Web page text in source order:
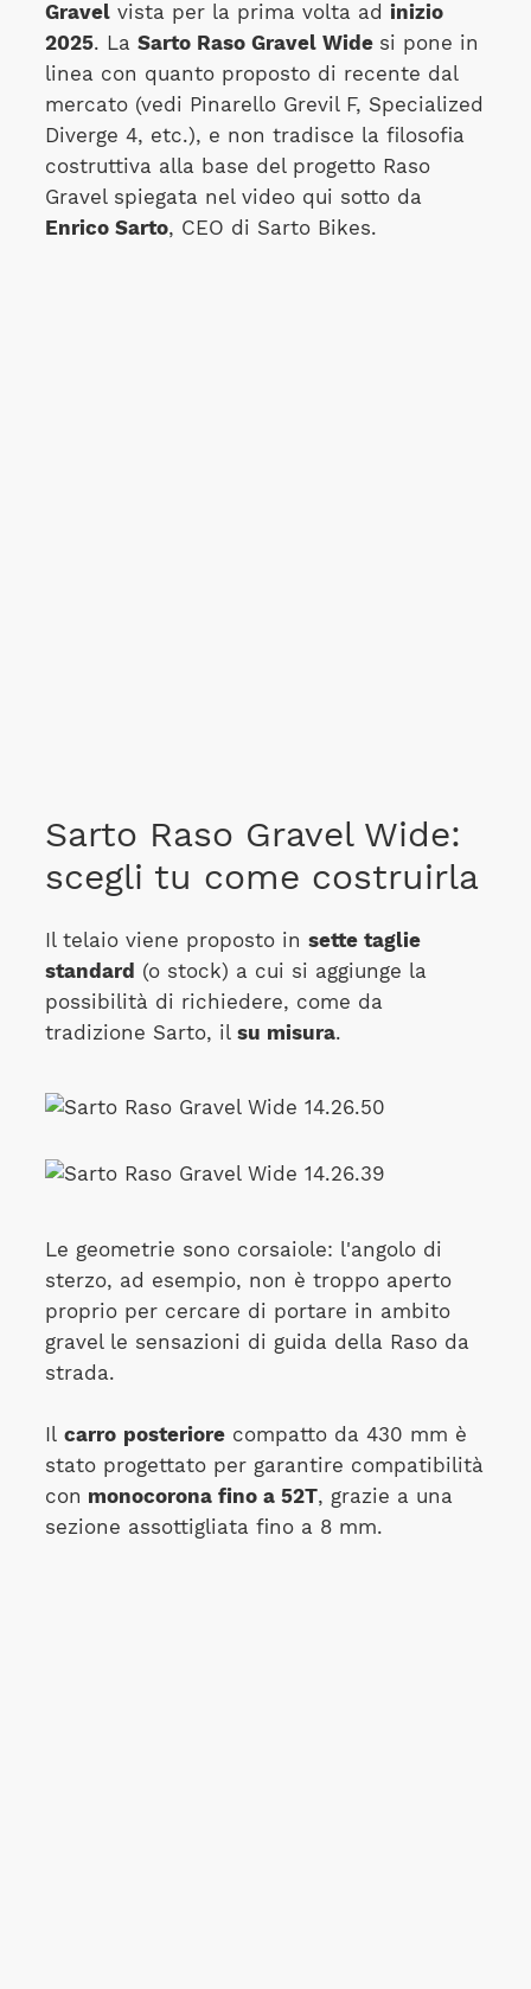
Gravelvista per la prima volta ad inizio
2025. La Sarto Raso Gravel Wide si pone in
linea con quanto proposto di recente dal
mercato (vedi Pinarello Grevil F, Specialized
Diverge 4, etc.), e non tradisce la filosofia
costruttiva alla base del progetto Raso
Gravel spiegata nel video qui sotto da
Enrico Sarto, CEO di Sarto Bikes.
Sarto Raso Gravel Wide:
scegli tu come costruirla
Il telaio viene proposto in sette taglie
standard (o stock) a cui si aggiunge la
possibilità di richiedere, come da
tradizione Sarto, il su misura.
Le geometrie sono corsaiole: l'angolo di
sterzo, ad esempio, non è troppo aperto
proprio per cercare di portare in ambito
gravel le sensazioni di guida della Raso da
strada.
Il carro posteriorecompatto da 430 mm è
stato progettato per garantire compatibilità
con monocorona fino a 52T, grazie a una
sezione assottigliata fino a 8 mm.